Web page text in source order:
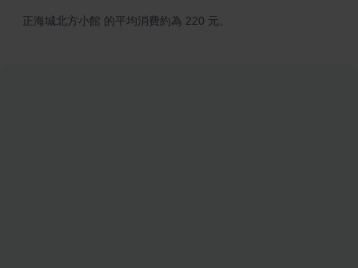
正海城北方小館 的平均消費約為 220 元。